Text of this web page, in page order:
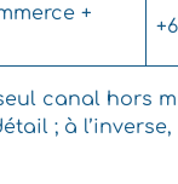
+
canal hors
; à